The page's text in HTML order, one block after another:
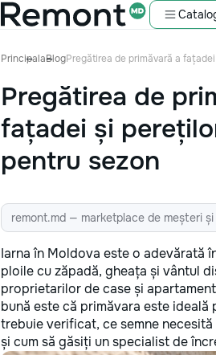
PrincipalaBlogPregătirea de primăvară a
Pregătirea de
fațadei și
pentru sezon
remont.md — marketplace de meșteri
Iarna în Moldova este o adevărată
ploile cu zăpadă, gheața și vântul
proprietarilor de case și
bună este că primăvara este
trebuie verificat, ce semne
și cum să găsiți un specialist de